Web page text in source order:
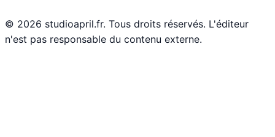
© 2026 studioapril.fr. Tous droits réservés. L'éditeur
n'est pas responsable du contenu externe.